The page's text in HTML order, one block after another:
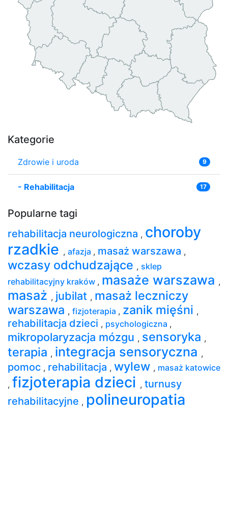
Kategorie
Zdrowie i uroda 9
- Rehabilitacja 17
Popularne tagi
rehabilitacja neurologiczna , choroby
rzadkie , afazja , masaż warszawa ,
wczasy odchudzające , sklep
rehabilitacyjny kraków , masaże warszawa ,
masaż , jubilat , masaż leczniczy
warszawa , fizjoterapia , zanik mięśni ,
rehabilitacja dzieci , psychologiczna ,
mikropolaryzacja mózgu , sensoryka ,
terapia , integracja sensoryczna ,
pomoc , rehabilitacja , wylew , masaż katowice
, fizjoterapia dzieci , turnusy
rehabilitacyjne , polineuropatia